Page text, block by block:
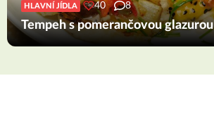
HLAVNÍ JÍDLA 40 8
Tempeh s pomerančovou glazurou